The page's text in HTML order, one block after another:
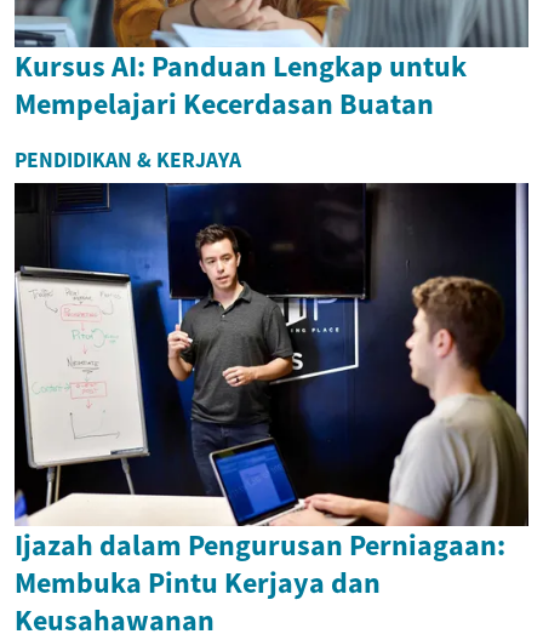
Kursus AI: Panduan Lengkap untuk
Mempelajari Kecerdasan Buatan
PENDIDIKAN & KERJAYA
Ijazah dalam Pengurusan Perniagaan:
Membuka Pintu Kerjaya dan
Keusahawanan